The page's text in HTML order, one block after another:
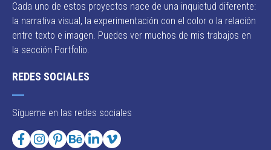
Cada uno de estos proyectos nace de una inquietud diferente:
la narrativa visual, la experimentación con el color o la relación
entre texto e imagen. Puedes ver muchos de mis trabajos en
la sección Portfolio.
REDES SOCIALES
Sígueme en las redes sociales